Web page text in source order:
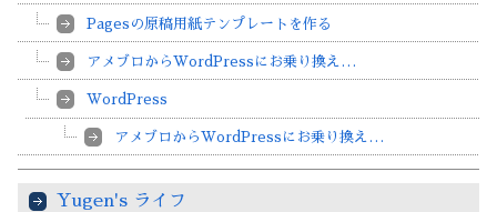
Pagesの原稿用紙テンプレートを作る
アメブロからWordPressにお乗り換え…
WordPress
アメブロからWordPressにお乗り換え…
Yugen's ライフ